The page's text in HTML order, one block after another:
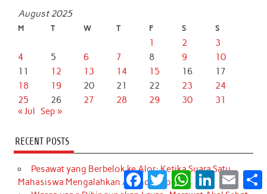
August 2025
M T W T F S S
1 2
3
4
5 6 7 8 9
10
11
12 13 14 15 16
17
18
19 20 21 22 23
24
25
26 27 28 29 30
31
« Jul Sep »
RECENT POSTS
Pesawat yang Berbelok ke Alor: Ketika Suara Satu
Mahasiswa Mengalahkan Agenda Rapat
Facebook
TwitterWhatsApp
LinkedInEmail